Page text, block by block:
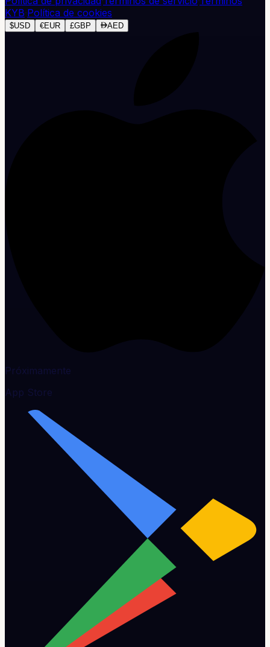
KYB·Política de cookies
$USD €EUR £GBP AED
Próximamente
App Store